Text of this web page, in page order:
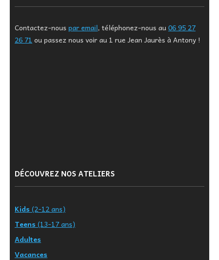
Contactez-nous par email, téléphonez-nous au06 95 27
26 71 ou passez nous voir au 1 rue Jean Jaurès à Antony !
DÉCOUVREZ NOS ATELIERS
Kids (2-12 ans)
Teens (13-17 ans)
Adultes
Vacances